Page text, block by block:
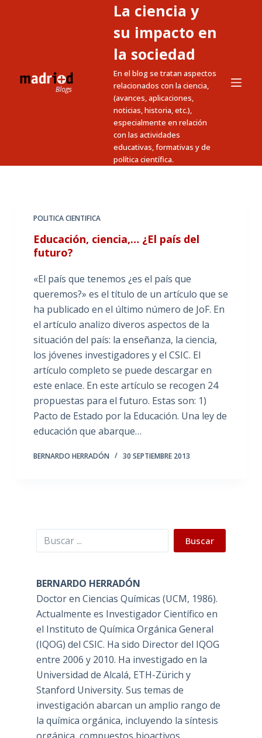
n
La ciencia y
su impacto en
la sociedad
En el blog se tratan aspectos
relacionados con la ciencia,
(avances, aplicaciones,
noticias, historia, etc.),
especialmente en relación
con las actividades
educativas, formativas y de
política científica.
POLITICA CIENTIFICA
Educación, ciencia,… ¿El país del
futuro?
«El país que tenemos ¿es el país que
queremos?» es el título de un artículo que se
ha publicado en el último número de JoF. En
el artículo analizo diveros aspectos de la
situación del país: la enseñanza, la ciencia,
los jóvenes investigadores y el CSIC. El
artículo completo se puede descargar en
este enlace. En este artículo se recogen 24
propuestas para el futuro. Estas son: 1)
Pacto de Estado por la Educación. Una ley de
educación que abarque…
BERNARDO HERRADÓN 30 SEPTIEMBRE 2013
Buscar Buscar
BERNARDO HERRADÓN
Doctor en Ciencias Químicas (UCM, 1986).
Actualmente es Investigador Científico en
el Instituto de Química Orgánica General
(IQOG) del CSIC. Ha sido Director del IQOG
entre 2006 y 2010. Ha investigado en la
Universidad de Alcalá, ETH-Zürich y
Stanford University. Sus temas de
investigación abarcan un amplio rango de
la química orgánica, incluyendo la síntesis